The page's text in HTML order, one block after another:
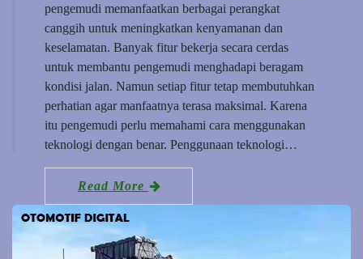
pengemudi memanfaatkan berbagai perangkat
canggih untuk meningkatkan kenyamanan dan
keselamatan. Banyak fitur bekerja secara cerdas
untuk membantu pengemudi menghadapi beragam
kondisi jalan. Namun setiap fitur tetap membutuhkan
perhatian agar manfaatnya terasa maksimal. Karena
itu pengemudi perlu memahami cara menggunakan
teknologi dengan benar. Penggunaan teknologi…
Read More